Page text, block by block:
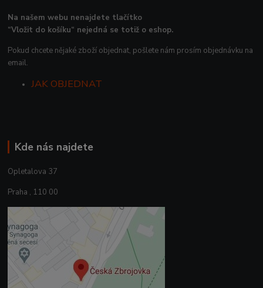
Na našem webu nenajdete tlačítko
“Vložit do košíku“ nejedná se totiž o eshop.
Pokud chcete nějaké zboží objednat, pošlete nám prosím objednávku na
email.
JAK OBJEDNAT
Kde nás najdete
Opletalova 37
Praha , 110 00